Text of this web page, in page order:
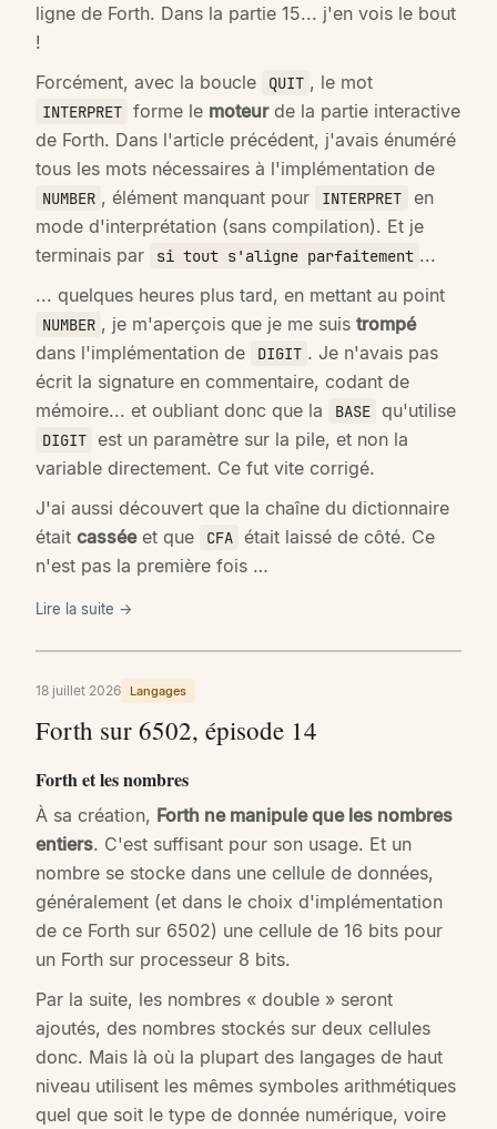
ligne de Forth. Dans la partie 15... j'en vois le bout
!
Forcément, avec la boucle
QUIT , le mot
INTERPRET forme le moteurde la partie interactive
de Forth. Dans l'article précédent, j'avais énuméré
tous les mots nécessaires à l'implémentation de
NUMBER , élément manquant pour INTERPRET
en
mode d'interprétation (sans compilation). Et je
terminais par
si tout s'aligne parfaitement ...
... quelques heures plus tard, en mettant au point
NUMBER , je m'aperçois que je me suistrompé
dans l'implémentation de
DIGIT . Je n'avais pas
écrit la signature en commentaire, codant de
mémoire... et oubliant donc que la
BASE qu'utilise
DIGIT est un paramètre sur la pile, et non la
variable directement. Ce fut vite corrigé.
J'ai aussi découvert que la chaîne du dictionnaire
était casséeet que CFA était laissé de côté. Ce
n'est pas la première fois …
Lire la suite →
18 juillet 2026 Langages
Forth sur 6502, épisode 14
Forth et les nombres
À sa création, Forth ne manipule que les nombres
entiers. C'est suffisant pour son usage. Et un
nombre se stocke dans une cellule de données,
généralement (et dans le choix d'implémentation
de ce Forth sur 6502) une cellule de 16 bits pour
un Forth sur processeur 8 bits.
Par la suite, les nombres « double » seront
ajoutés, des nombres stockés sur deux cellules
donc. Mais là où la plupart des langages de haut
niveau utilisent les mêmes symboles arithmétiques
quel que soit le type de donnée numérique, voire